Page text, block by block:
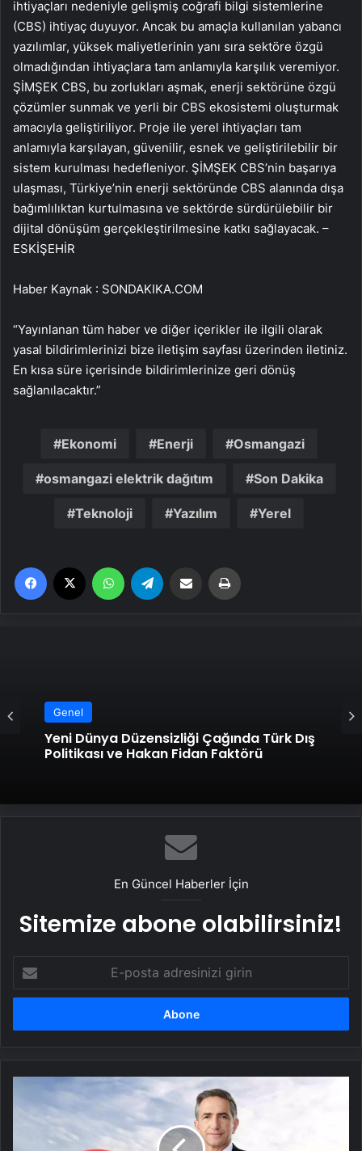
ihtiyaçları nedeniyle gelişmiş coğrafi bilgi sistemlerine
(CBS) ihtiyaç duyuyor. Ancak bu amaçla kullanılan yabancı
yazılımlar, yüksek maliyetlerinin yanı sıra sektöre özgü
olmadığından ihtiyaçlara tam anlamıyla karşılık veremiyor.
ŞİMŞEK CBS, bu zorlukları aşmak, enerji sektörüne özgü
çözümler sunmak ve yerli bir CBS ekosistemi oluşturmak
amacıyla geliştiriliyor. Proje ile yerel ihtiyaçları tam
anlamıyla karşılayan, güvenilir, esnek ve geliştirilebilir bir
sistem kurulması hedefleniyor. ŞİMŞEK CBS’nin başarıya
ulaşması, Türkiye’nin enerji sektöründe CBS alanında dışa
bağımlılıktan kurtulmasına ve sektörde sürdürülebilir bir
dijital dönüşüm gerçekleştirilmesine katkı sağlayacak. –
ESKİŞEHİR
Haber Kaynak : SONDAKIKA.COM
“Yayınlanan tüm haber ve diğer içerikler ile ilgili olarak
yasal bildirimlerinizi bize iletişim sayfası üzerinden iletiniz.
En kısa süre içerisinde bildirimlerinize geri dönüş
sağlanılacaktır.”
Ekonomi Enerji Osmangazi
osmangazi elektrik dağıtım Son Dakika
Teknoloji Yazılım Yerel
Facebook WhatsApp Email'den paylaş
Genel
Yeni Dünya Düzensizliği Çağında Türk Dış
Politikası ve Hakan Fidan Faktörü
En Güncel Haberler İçin
Sitemize abone olabilirsiniz!
posta
adresinizi
Vodafone'dan
Altyapıya